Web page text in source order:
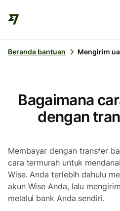
Beranda bantuan Mengirim
Bagaimana
dengan
Membayar dengan transfer
cara termurah untuk
Wise. Anda terlebih dahulu
akun Wise Anda, lalu
melalui bank Anda sendiri.